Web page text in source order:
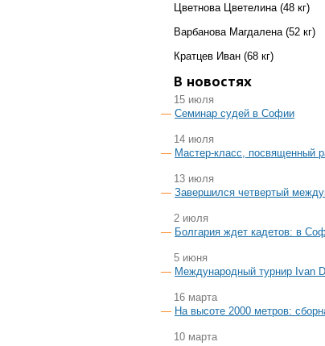
Цветнова Цветелина (48 кг)
Варбанова Магдалена (52 кг)
Кратцев Иван (68 кг)
В новостях
15 июля
Семинар судей в Софии
14 июля
Мастер-класс, посвященный
13 июля
Завершился четвертый
2 июля
Болгария ждет кадетов: в
5 июня
Международный турнир Ivan
16 марта
На высоте 2000 метров:
10 марта